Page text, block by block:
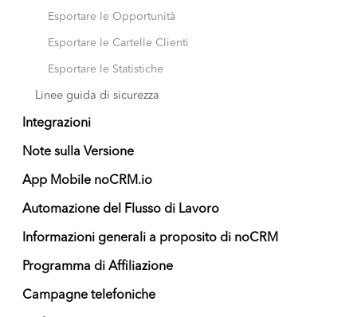
Esportare le Opportunità
Esportare le Cartelle Clienti
Esportare le Statistiche
Linee guida di sicurezza
Integrazioni
Note sulla Versione
App Mobile noCRM.io
Automazione del Flusso di Lavoro
Informazioni generali a proposito di noCRM
Programma di Affiliazione
Campagne telefoniche